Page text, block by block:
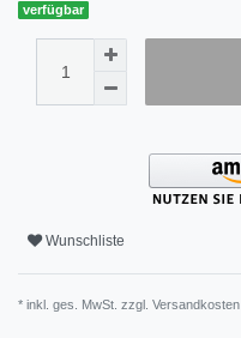
verfügbar
Wunschliste
* inkl. ges. MwSt. zzgl. Versandkosten